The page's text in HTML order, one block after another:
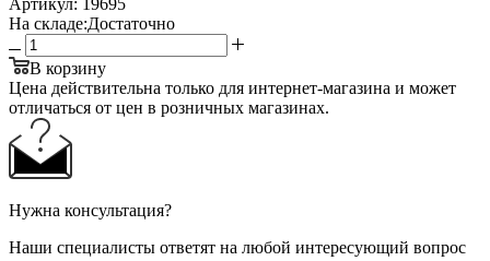
На складе:Достаточно
В корзину
Цена действительна только для интернет-магазина и может
отличаться от цен в розничных магазинах.
Нужна консультация?
Наши специалисты ответят на любой интересующий вопрос